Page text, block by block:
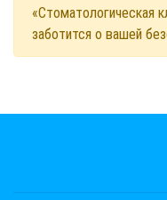
«Стоматологическая
заботится о вашей